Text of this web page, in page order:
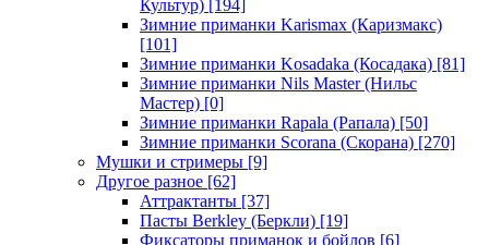
Культур) [194]
Зимние приманки Karismax (Каризмакс)
[101]
Зимние приманки Kosadaka (Косадака) [81]
Зимние приманки Nils Master (Нильс
Мастер) [0]
Зимние приманки Rapala (Рапала) [50]
Зимние приманки Scorana (Скорана) [270]
Мушки и стримеры [9]
Другое разное [62]
Аттрактанты [37]
Пасты Berkley (Беркли) [19]
Фиксаторы приманок и бойлов [6]